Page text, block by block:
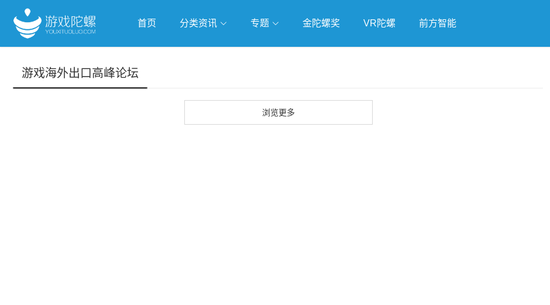
首页 分类资讯 专题
跨界Talk
金陀螺奖 VR陀螺 前方智能
游戏海外出口高峰论坛
浏览更多